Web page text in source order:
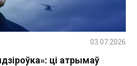
ці атрымаў
03.07.2026